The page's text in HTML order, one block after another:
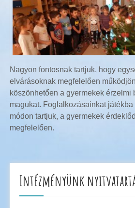
Nagyon fontosnak tartjuk, hogy
elvárásoknak megfelelően
köszönhetően a gyermekek érzelmi
magukat. Foglalkozásainkat
módon tartjuk, a gyermekek
megfelelően.
Intézményünk